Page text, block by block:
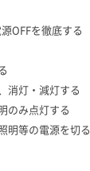
OFFを徹底する
消灯・減灯する
のみ点灯する
明等の電源を切る